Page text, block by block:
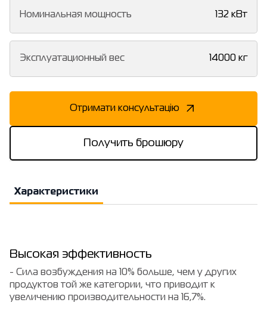
Номинальная мощность 132 кВт
Эксплуатационный вес 14000 кг
Отримати консультацію
Получить брошюру
Характеристики
Высокая эффективность
- Сила возбуждения на 10% больше, чем у других
продуктов той же категории, что приводит к
увеличению производительности на 16,7%.